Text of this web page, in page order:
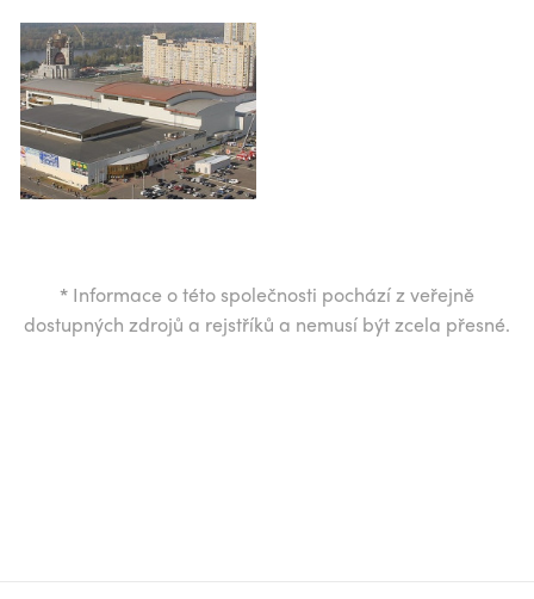
* Informace o této společnosti pochází z veřejně
dostupných zdrojů a rejstříků a nemusí být zcela přesné.